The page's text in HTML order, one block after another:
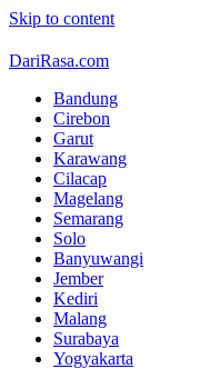
Skip to content
DariRasa.com
Bandung
Cirebon
Garut
Karawang
Cilacap
Magelang
Semarang
Solo
Banyuwangi
Jember
Kediri
Malang
Surabaya
Yogyakarta